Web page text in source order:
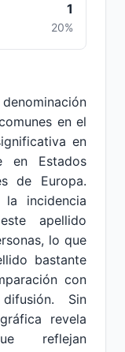
1
20%
en el
en
en Estados
de Europa.
incidencia
apellido
lo que
bastante
con
Sin
revela
reflejan